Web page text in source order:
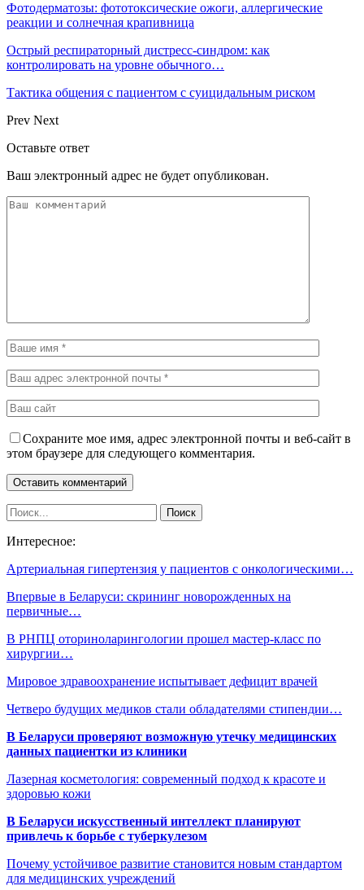
Фотодерматозы: фототоксические ожоги, аллергические
реакции и солнечная крапивница
Острый респираторный дистресс-синдром: как
контролировать на уровне обычного…
Тактика общения с пациентом с суицидальным риском
Prev Next
Оставьте ответ
Ваш электронный адрес не будет опубликован.
Сохраните мое имя, адрес электронной почты и веб-сайт в
этом браузере для следующего комментария.
Интересное:
Артериальная гипертензия у пациентов с онкологическими…
Впервые в Беларуси: скрининг новорожденных на
первичные…
В РНПЦ оториноларингологии прошел мастер-класс по
хирургии…
Мировое здравоохранение испытывает дефицит врачей
Четверо будущих медиков стали обладателями стипендии…
В Беларуси проверяют возможную утечку медицинских
данных пациентки из клиники
Лазерная косметология: современный подход к красоте и
здоровью кожи
В Беларуси искусственный интеллект планируют
привлечь к борьбе с туберкулезом
Почему устойчивое развитие становится новым стандартом
для медицинских учреждений